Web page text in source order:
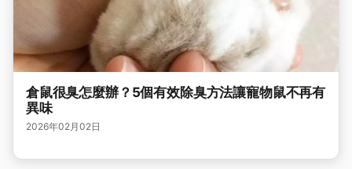
倉鼠很臭怎麼辦？5個有效除臭方法讓寵物鼠不再有
異味
2026年02月02日